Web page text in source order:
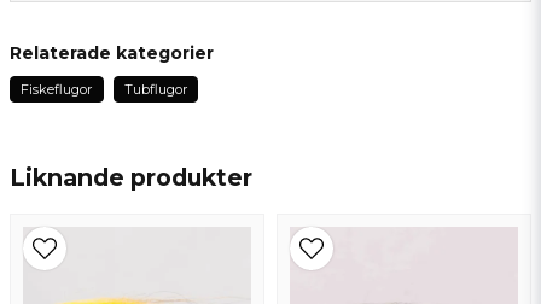
Liknande produkter
Fråga oss något om denna produkten...
Namn
email
Mejladress
Relaterade kategorier
Fiskeflugor Tubflugor